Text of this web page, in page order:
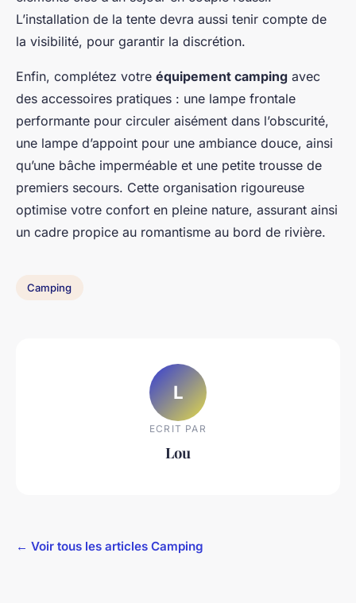
L’installation de la tente devra aussi tenir compte de
la visibilité, pour garantir la discrétion.
Enfin, complétez votre équipement camping avec
des accessoires pratiques : une lampe frontale
performante pour circuler aisément dans l’obscurité,
une lampe d’appoint pour une ambiance douce, ainsi
qu’une bâche imperméable et une petite trousse de
premiers secours. Cette organisation rigoureuse
optimise votre confort en pleine nature, assurant ainsi
un cadre propice au romantisme au bord de rivière.
Camping
L
ECRIT PAR
Lou
← Voir tous les articles Camping